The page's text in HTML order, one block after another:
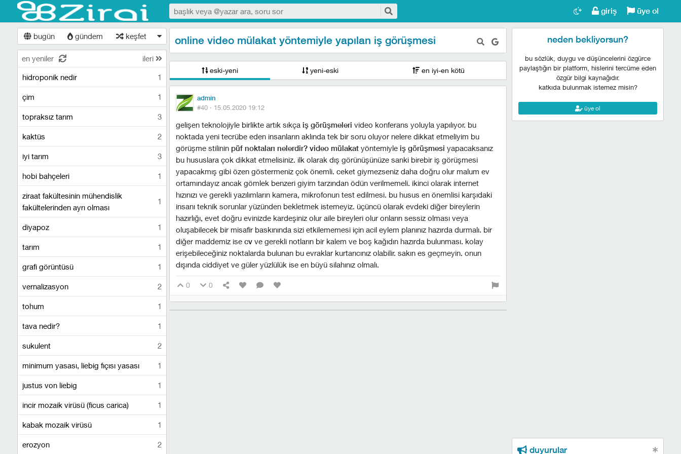
giriş üye ol
bugün gündem keşfet
en yeniler ileri
hidroponik nedir 1
çim 1
topraksız tarım 3
kaktüs 2
i̇yi tarım 3
hobi bahçeleri 1
ziraat fakültesinin mühendislik
fakültelerinden ayrı olması
1
diyapoz 1
tarım 1
grafi görüntüsü 1
vernalizasyon 2
tohum 1
tava nedir? 1
sukulent 2
minimum yasası, liebig fıçısı yasası 1
justus von liebig 1
i̇ncir mozaik virüsü (ficus carica) 1
kabak mozaik virüsü 1
erozyon 2
online video mülakat yöntemiyle yapılan iş görüşmesi
eski-yeni yeni-eski en iyi-en kötü
admin
#40 · 15.05.2020 19:12
gelişen teknolojiyle birlikte artık sıkça iş görüşmeleri video konferans yoluyla yapılıyor. bu
noktada yeni tecrübe eden insanların aklında tek bir soru oluyor nelere dikkat etmeliyim bu
görüşme stilinin püf noktaları nelerdir? video mülakat yöntemiyle iş görüşmesi yapacaksanız
bu hususlara çok dikkat etmelisiniz. ilk olarak dış görünüşünüze sanki birebir iş görüşmesi
yapacakmış gibi özen göstermeniz çok önemli. ceket giymezseniz daha doğru olur malum ev
ortamındayız ancak gömlek benzeri giyim tarzından ödün verilmemeli. ikinci olarak internet
hızınızı ve gerekli yazılımların kamera, mikrofonun test edilmesi. bu husus en önemlisi karşıdaki
insanı teknik sorunlar yüzünden bekletmek istemeyiz. üçüncü olarak evdeki diğer bireylerin
hazırlığı, evet doğru evinizde kardeşiniz olur aile bireyleri olur onların sessiz olması veya
oluşabilecek bir misafir baskınında sizi etkilememesi için acil eylem planınız hazırda durmalı. bir
diğer maddemiz ise cv ve gerekli notların bir kalem ve boş kağıdın hazırda bulunması. kolay
erişebileceğiniz noktalarda bulunan bu evraklar kurtarıcınız olabilir. sakın es geçmeyin. onun
dışında ciddiyet ve güler yüzlülük ise en büyü silahınız olmalı.
0 0
neden bekliyorsun?
bu sözlük, duygu ve düşüncelerini özgürce
paylaştığın bir platform, hislerini tercüme eden
özgür bilgi kaynağıdır.
katkıda bulunmak istemez misin?
üye ol
duyurular